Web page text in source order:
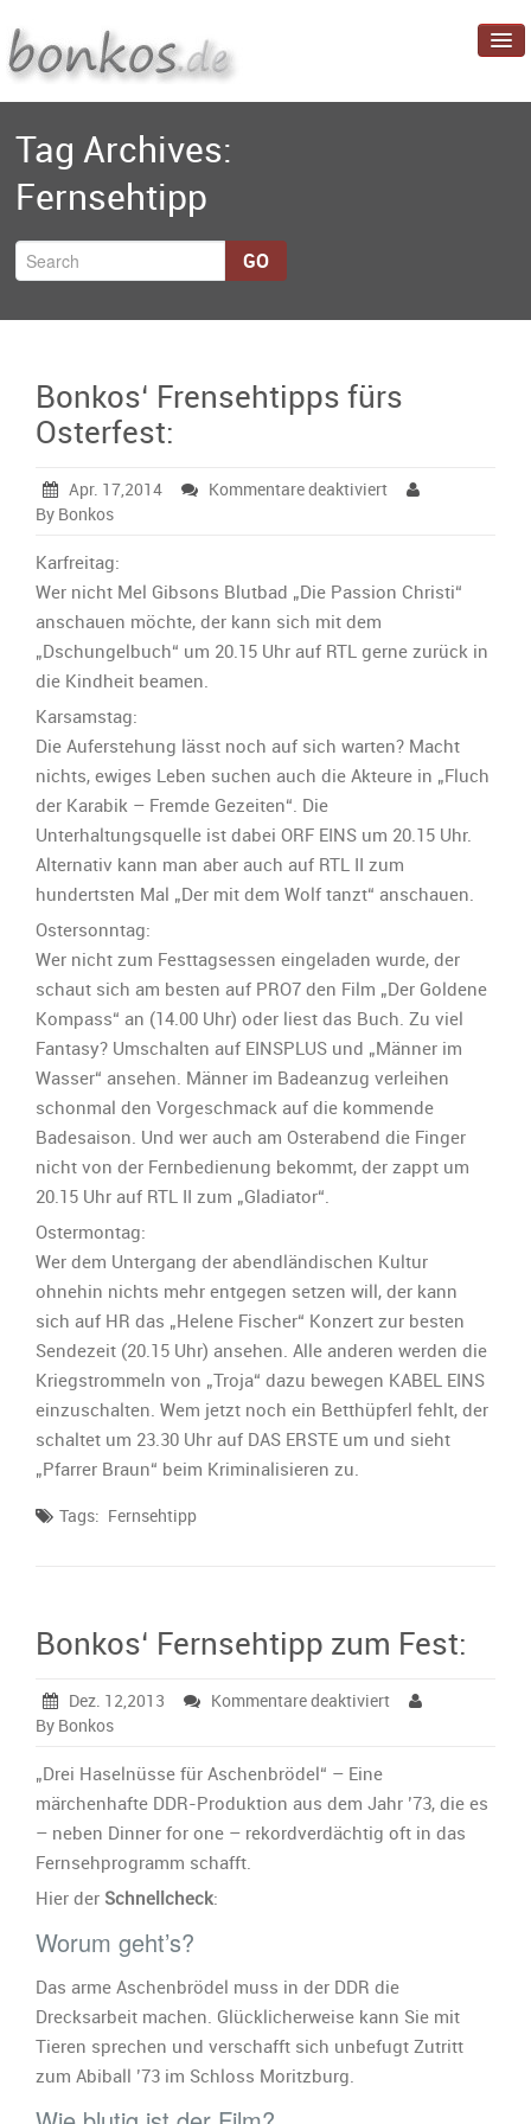
Startseite
Blog
Projekte
Über mich
Tag Archives:
Fernsehtipp
GO
Bonkos‘ Frensehtipps fürs
Osterfest:
Apr. 17,2014 Kommentare deaktiviertfür
Osterfest:
By Bonkos
Karfreitag:
Wer nicht Mel Gibsons Blutbad „Die Passion Christi“
anschauen möchte, der kann sich mit dem
„Dschungelbuch“ um 20.15 Uhr auf RTL gerne zurück in
die Kindheit beamen.
Karsamstag:
Die Auferstehung lässt noch auf sich warten? Macht
nichts, ewiges Leben suchen auch die Akteure in „Fluch
der Karabik – Fremde Gezeiten“. Die
Unterhaltungsquelle ist dabei ORF EINS um 20.15 Uhr.
Alternativ kann man aber auch auf RTL II zum
hundertsten Mal „Der mit dem Wolf tanzt“ anschauen.
Ostersonntag:
Wer nicht zum Festtagsessen eingeladen wurde, der
schaut sich am besten auf PRO7 den Film „Der Goldene
Kompass“ an (14.00 Uhr) oder liest das Buch. Zu viel
Fantasy? Umschalten auf EINSPLUS und „Männer im
Wasser“ ansehen. Männer im Badeanzug verleihen
schonmal den Vorgeschmack auf die kommende
Badesaison. Und wer auch am Osterabend die Finger
nicht von der Fernbedienung bekommt, der zappt um
20.15 Uhr auf RTL II zum „Gladiator“.
Ostermontag:
Wer dem Untergang der abendländischen Kultur
ohnehin nichts mehr entgegen setzen will, der kann
sich auf HR das „Helene Fischer“ Konzert zur besten
Sendezeit (20.15 Uhr) ansehen. Alle anderen werden die
Kriegstrommeln von „Troja“ dazu bewegen KABEL EINS
einzuschalten. Wem jetzt noch ein Betthüpferl fehlt, der
schaltet um 23.30 Uhr auf DAS ERSTE um und sieht
„Pfarrer Braun“ beim Kriminalisieren zu.
Tags: Fernsehtipp
Bonkos‘ Fernsehtipp zum Fest:
Dez. 12,2013 Kommentare deaktiviertfür
Fest:
By Bonkos
„Drei Haselnüsse für Aschenbrödel“ – Eine
märchenhafte DDR-Produktion aus dem Jahr ’73, die es
– neben Dinner for one – rekordverdächtig oft in das
Fernsehprogramm schafft.
Hier der Schnellcheck:
Worum geht’s?
Das arme Aschenbrödel muss in der DDR die
Drecksarbeit machen. Glücklicherweise kann Sie mit
Tieren sprechen und verschafft sich unbefugt Zutritt
zum Abiball ’73 im Schloss Moritzburg.